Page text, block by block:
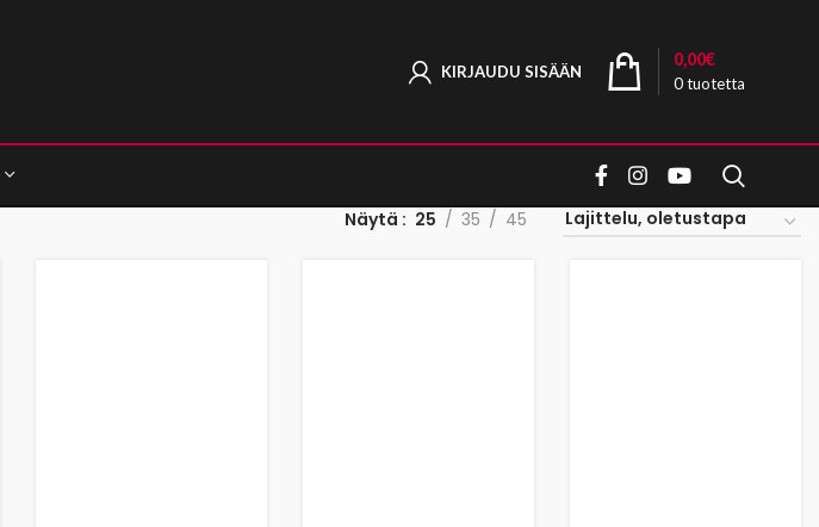
KIRJAUDU SISÄÄN
0tuotetta
0,00€
Näytä 25 35 45